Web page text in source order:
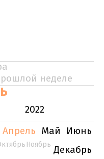
неделе
2022
Апрель Май
Июнь
Ноябрь Декабрь